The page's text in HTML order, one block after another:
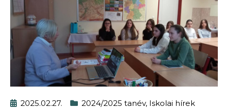
2025.02.27. 2024/2025 tanév, Iskolai hírek